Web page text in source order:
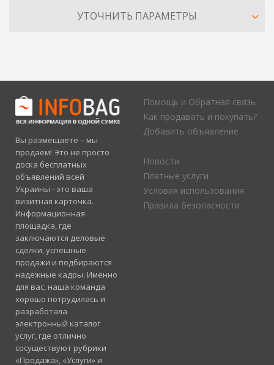
УТОЧНИТЬ ПАРАМЕТРЫ
Вы размещаете – мы
продаем! Это не просто
доска бесплатных
объявлений всей
Украины - это ваша
визитная карточка.
Информационная
площадка, где
заключаются деловые
сделки, успешные
продажи и подбираются
надежные кадры. Именно
для вас, наша команда
хорошо потрудилась и
разработала
электронный каталог
услуг, где отлично
сосуществуют рубрики
«Продажа», «Услуги» и
Помощь и Обратная связь
Как продавать и покупать?
Добавить объявление
Новости
Платные услуги
Условия использования
Правила безопасности